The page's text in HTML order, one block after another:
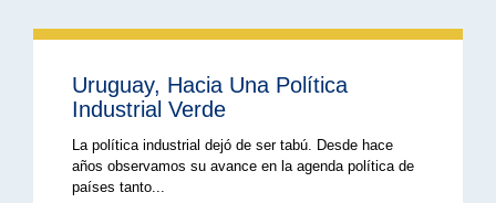
Uruguay, Hacia Una Política
Industrial Verde
La política industrial dejó de ser tabú. Desde hace
años observamos su avance en la agenda política de
países tanto...